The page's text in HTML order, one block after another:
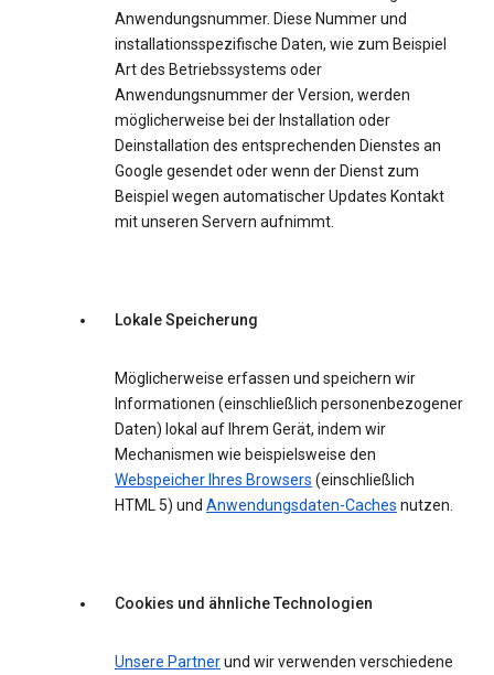
Anwendungsnummer. Diese Nummer und
installationsspezifische Daten, wie zum Beispiel
Art des Betriebssystems oder
Anwendungsnummer der Version, werden
möglicherweise bei der Installation oder
Deinstallation des entsprechenden Dienstes an
Google gesendet oder wenn der Dienst zum
Beispiel wegen automatischer Updates Kontakt
mit unseren Servern aufnimmt.
Lokale Speicherung
Möglicherweise erfassen und speichern wir
Informationen (einschließlich personenbezogener
Daten) lokal auf Ihrem Gerät, indem wir
Mechanismen wie beispielsweise den
Webspeicher Ihres Browsers (einschließlich
HTML 5) und Anwendungsdaten-Caches nutzen.
Cookies und ähnliche Technologien
Unsere Partnerund wir verwenden verschiedene